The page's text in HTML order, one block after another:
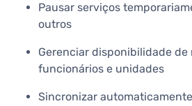
Pausar serviços
outros
Gerenciar disponibilidade de
funcionários e unidades
Sincronizar